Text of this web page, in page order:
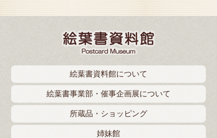
絵葉書資料館について
絵葉書事業部・催事企画展について
所蔵品・ショッピング
姉妹館